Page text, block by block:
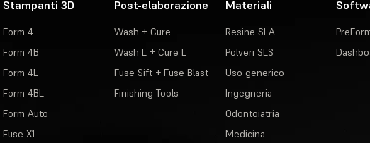
Stampanti 3D
Form 4
Form 4B
Form 4L
Form 4BL
Form Auto
Fuse X1
Post-elaborazione
Wash + Cure
Wash L + Cure L
Fuse Sift + Fuse Blast
Finishing Tools
Materiali
Resine SLA
Polveri SLS
Uso generico
Ingegneria
Odontoiatria
Medicina